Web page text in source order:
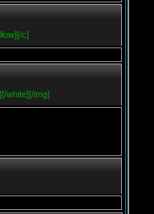
c]
white][/img]